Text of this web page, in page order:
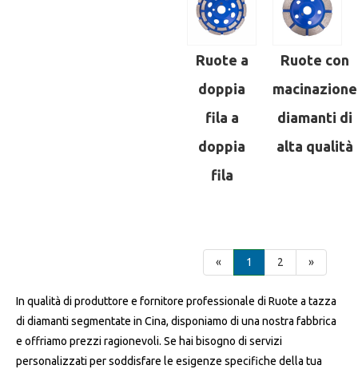
Ruote a
doppia
fila a
doppia
fila
Ruote con
macinazione
diamanti di
alta qualità
« 1 2 »
In qualità di produttore e fornitore professionale di Ruote a tazza
di diamanti segmentate in Cina, disponiamo di una nostra fabbrica
e offriamo prezzi ragionevoli. Se hai bisogno di servizi
personalizzati per soddisfare le esigenze specifiche della tua